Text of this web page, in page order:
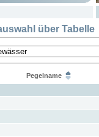
über Tabelle
Pegelname